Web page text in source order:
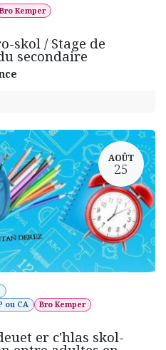
Bro Kemper
skol / Stage de
secondaire
AOÛT
25
ou CA
Bro Kemper
er c'hlas skol-